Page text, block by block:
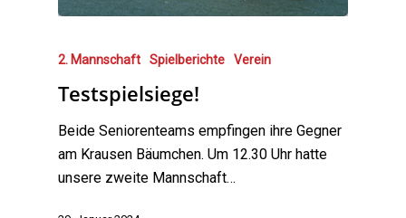
2. Mannschaft Spielberichte Verein
Testspielsiege!
Beide Seniorenteams empfingen ihre Gegner
am Krausen Bäumchen. Um 12.30 Uhr hatte
unsere zweite Mannschaft…